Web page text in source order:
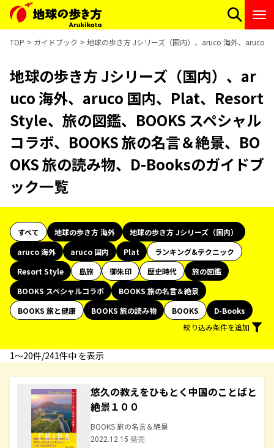
TOP ガイドブック 地球の歩き方 Jシリーズ（国内）、aruco 海外、aruco
地球の歩き方 Jシリーズ（国内）、ar
uco 海外、aruco 国内、Plat、Resort
Style、旅の図鑑、BOOKS スペシャル
コラボ、BOOKS 旅の名言＆絶景、BO
OKS 旅の読み物、D-Booksのガイドブ
ック一覧
すべて 地球の歩き方 海外
地球の歩き方 Jシリーズ（国内）
aruco 海外
aruco 国内 Plat
ランキング&テクニック
Resort Style
島旅 御朱印 歴史時代
旅の図鑑
BOOKS スペシャルコラボ
BOOKS 旅の名言＆絶景
BOOKS 旅と健康
BOOKS 旅の読み物 BOOKS
D-Books
絞り込み条件を追加
1〜20件/241件中 を表示
悠久の教えをひもとく中国のことばと
絶景１００
BOOKS 旅の名言＆絶景
2022.12.15 発売